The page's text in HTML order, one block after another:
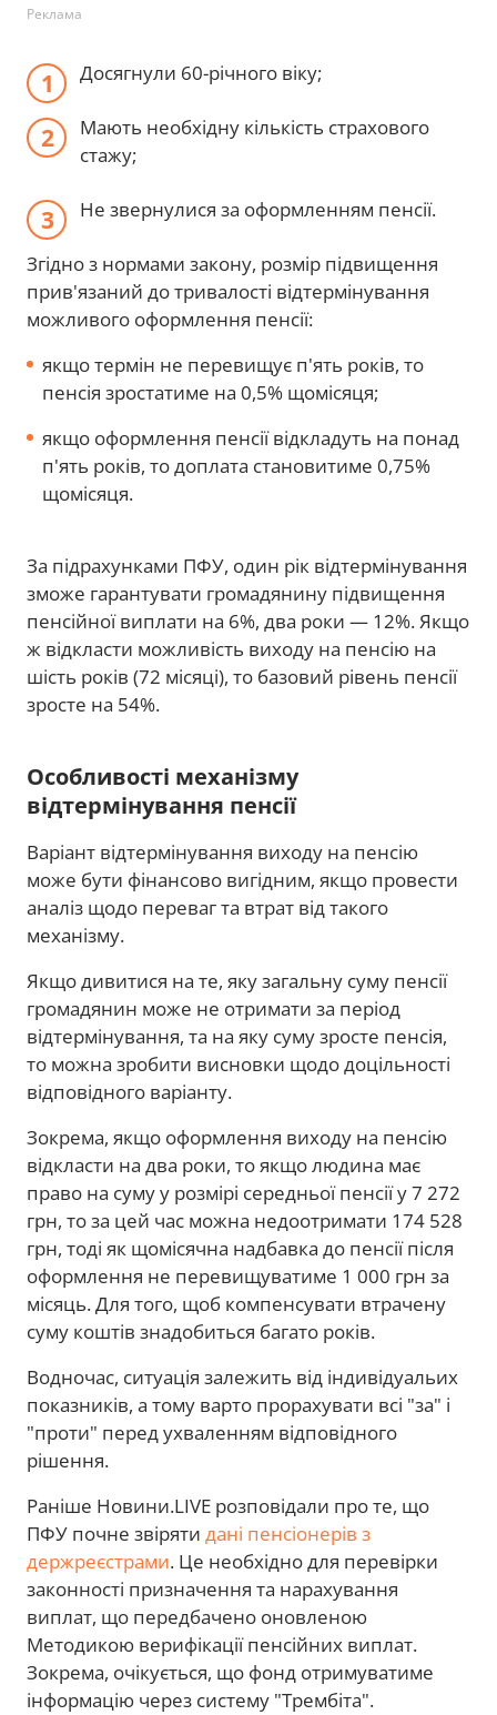
Реклама
Досягнули 60-річного віку;
Мають необхідну кількість страхового
стажу;
Не звернулися за оформленням пенсії.
Згідно з нормами закону, розмір підвищення
прив'язаний до тривалості відтермінування
можливого оформлення пенсії:
якщо термін не перевищує п'ять років, то
пенсія зростатиме на 0,5% щомісяця;
якщо оформлення пенсії відкладуть на понад
п'ять років, то доплата становитиме 0,75%
щомісяця.
За підрахунками ПФУ, один рік відтермінування
зможе гарантувати громадянину підвищення
пенсійної виплати на 6%, два роки — 12%. Якщо
ж відкласти можливість виходу на пенсію на
шість років (72 місяці), то базовий рівень пенсії
зросте на 54%.
Особливості механізму
відтермінування пенсії
Варіант відтермінування виходу на пенсію
може бути фінансово вигідним, якщо провести
аналіз щодо переваг та втрат від такого
механізму.
Якщо дивитися на те, яку загальну суму пенсії
громадянин може не отримати за період
відтермінування, та на яку суму зросте пенсія,
то можна зробити висновки щодо доцільності
відповідного варіанту.
Зокрема, якщо оформлення виходу на пенсію
відкласти на два роки, то якщо людина має
право на суму у розмірі середньої пенсії у 7 272
грн, то за цей час можна недоотримати 174 528
грн, тоді як щомісячна надбавка до пенсії після
оформлення не перевищуватиме 1 000 грн за
місяць. Для того, щоб компенсувати втрачену
суму коштів знадобиться багато років.
Водночас, ситуація залежить від індивідуальих
показників, а тому варто прорахувати всі "за" і
"проти" перед ухваленням відповідного
рішення.
Раніше Новини.LIVE розповідали про те, що
ПФУ почне звіряти дані пенсіонерів з
держреєстрами. Це необхідно для перевірки
законності призначення та нарахування
виплат, що передбачено оновленою
Методикою верифікації пенсійних виплат.
Зокрема, очікується, що фонд отримуватиме
інформацію через систему "Трембіта".